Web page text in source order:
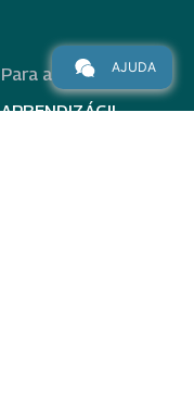
Para alunos
APRENDIZÁGIL
AJUDA